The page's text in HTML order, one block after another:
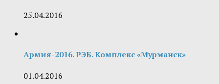
25.04.2016
Армия-2016. РЭБ. Комплекс «Мурманск»
01.04.2016